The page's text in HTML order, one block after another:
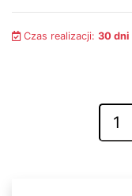
Meble
Czas realizacji: 30 dni